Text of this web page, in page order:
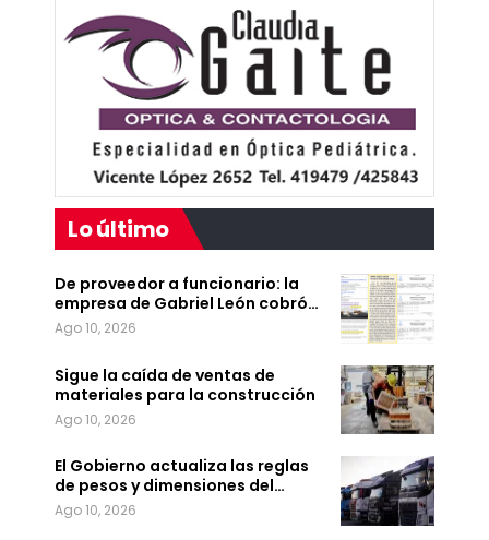
Lo último
De proveedor a funcionario: la
empresa de Gabriel León cobró…
Ago 10, 2026
Sigue la caída de ventas de
materiales para la construcción
Ago 10, 2026
El Gobierno actualiza las reglas
de pesos y dimensiones del…
Ago 10, 2026